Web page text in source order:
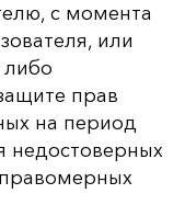
с момента
или
либо
прав
на период
недостоверных